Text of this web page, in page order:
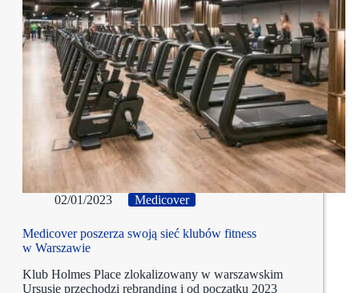
02/01/2023 Medicover
Medicover poszerza swoją sieć klubów fitness
w Warszawie
Klub Holmes Place zlokalizowany w warszawskim
Ursusie przechodzi rebranding i od początku 2023